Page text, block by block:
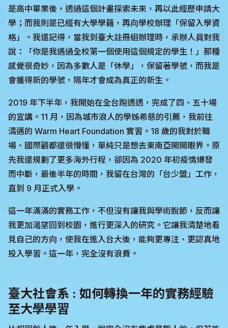
是高中畢業後，透過這個計畫探索未來，再以此經歷申請大
學；而我則是已經有大學學籍，再向學校辦理「保留入學資
格」。我還記得，當我到臺大註冊組辦理時，承辦人員對我
說：「你是我遇過全校第一個使用這個規定的學生！」那種
感覺很奇妙，因為多數人是「休學」，保留著學號，而我是
會獲得新的學號，隔年才會成為真正的新生。
2019 年下半年，我開始在全台跑透透，完成了四、五十場
的宣講。11 月，因為城市浪人的學姊希慈的引薦，我前往
清邁的 Warm Heart Foundation 實習。18 歲的我對於職
場、國際觀都還很懵懂，單純只是想去東南亞開開眼界。原
先我還規劃了更多海外行程，卻因為 2020 年初疫情爆發
而中斷，最後半年的時間，我留在台灣的「台少盟」工作，
直到 9 月正式入學。
這一年滿滿的實務工作，不但沒有讓我與學術脫節，反而讓
我更加渴望回到校園，進行更深入的研究。它讓我清楚地看
見自己的方向，使我在進入台大後，能夠更專注、更認真地
投入學習。這一年，完全沒有浪費。
臺大社會系 : 如何轉換一年的實務經驗
至大學學習